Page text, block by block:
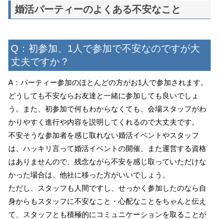
婚活パーティーのよくある不安なこと
Q：初参加、1人で参加で不安なのですが大
丈夫ですか？
A：パーティー参加のほとんどの方がお1人で参加されます。
どうしても不安ならお友達と一緒に参加しても良いでしょ
う。また、初参加で何もわからなくても、会場スタッフがわ
かりやすく進行や内容を説明してくれるので大丈夫です。
不安そうな参加者を感じ取れない婚活イベントやスタッフ
は、ハッキリ言って婚活イベントの開催、また運営する資格
はありませんので、残念ながら不安を感じ取っていただけな
かった場合は、他社に移った方がいいでしょう。
ただし、スタッフも人間ですし、せっかく参加したのなら自
身からもスタッフに不安なこと・心配なことをちゃんと伝え
て、スタッフとも積極的にコミュニケーションを取ることが